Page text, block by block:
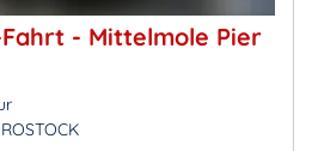
Fahrt - Mittelmole Pier